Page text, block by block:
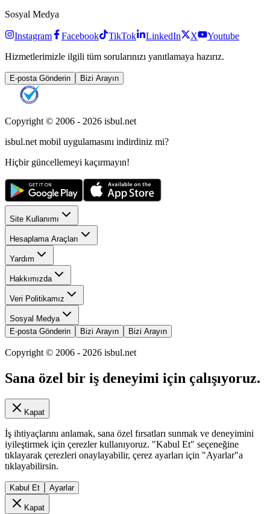
Sosyal Medya
Instagram Facebook TikTok LinkedIn X
Youtube
Hizmetlerimizle ilgili tüm sorularınızı yanıtlamaya hazırız.
E-posta Gönderin Bizi Arayın
Copyright © 2006 - 2026 isbul.net
isbul.net mobil uygulamasını indirdiniz mi?
Hiçbir güncellemeyi kaçırmayın!
Site Kullanımı
Hesaplama Araçları
Yardım
Hakkımızda
Veri Politikamız
Sosyal Medya
E-posta Gönderin
Bizi Arayın Bizi Arayın
Copyright © 2006 - 2026 isbul.net
Sana özel bir iş deneyimi için çalışıyoruz.
Kapat
İş ihtiyaçlarını anlamak, sana özel fırsatları sunmak ve deneyimini
iyileştirmek için çerezler kullanıyoruz. "Kabul Et" seçeneğine
tıklayarak çerezleri onaylayabilir, çerez ayarları için "Ayarlar"a
tıklayabilirsin.
Kabul Et Ayarlar
Kapat